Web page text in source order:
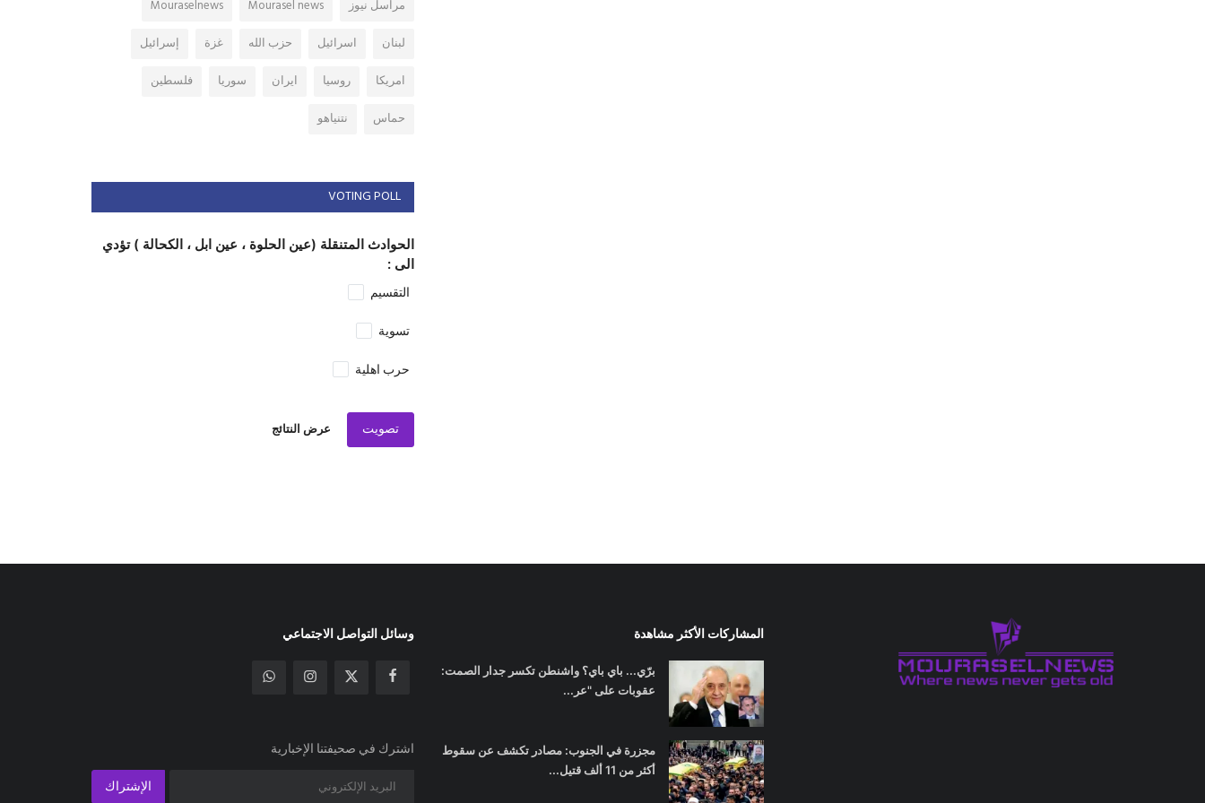
مراسل نيوز Mourasel news
Mouraselnews
لبنان
اسرائيل حزب الله غزة
إسرائيل
امريكا
روسيا ايران سوريا
فلسطين
حماس
نتنياهو
VOTING POLL
الحوادث المتنقلة (عين الحلوة ، عين ابل ، الكحالة ) تؤدي
الى :
التقسيم
تسوية
حرب اهلية
تصويت عرض النتائج
المشاركات الأكثر مشاهدة
برّي... باي باي؟ واشنطن تكسر جدار الصمت:
عقوبات على "عر...
مجزرة في الجنوب: مصادر تكشف عن سقوط
أكثر من 11 ألف قتيل...
وسائل التواصل الاجتماعي
اشترك في صحيفتنا الإخبارية
الإشتراك